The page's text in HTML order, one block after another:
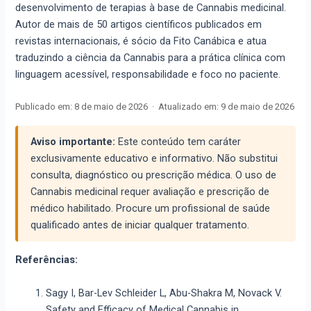
desenvolvimento de terapias à base de Cannabis medicinal.
Autor de mais de 50 artigos científicos publicados em
revistas internacionais, é sócio da Fito Canábica e atua
traduzindo a ciência da Cannabis para a prática clínica com
linguagem acessível, responsabilidade e foco no paciente.
Publicado em: 8 de maio de 2026 · Atualizado em: 9 de maio de 2026
Aviso importante: Este conteúdo tem caráter
exclusivamente educativo e informativo. Não substitui
consulta, diagnóstico ou prescrição médica. O uso de
Cannabis medicinal requer avaliação e prescrição de
médico habilitado. Procure um profissional de saúde
qualificado antes de iniciar qualquer tratamento.
Referências:
Sagy I, Bar-Lev Schleider L, Abu-Shakra M, Novack V.